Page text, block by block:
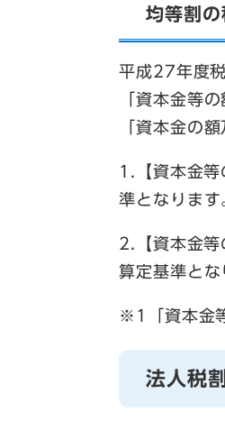
均等割
平成27年度
「資本金等
「資本金の
1.【資本金等
準となります
​2.【資本金等
算定基準とな
※1「資本金
法人税